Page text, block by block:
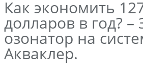
Как экономить
долларов в год? –
озонатор на
Акваклер.